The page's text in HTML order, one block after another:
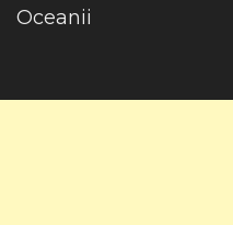
Oceanii